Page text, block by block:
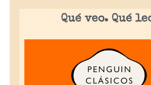
Qué veo. Qué